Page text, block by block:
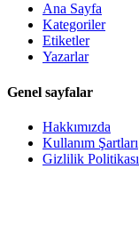
Ana Sayfa
Kategoriler
Etiketler
Yazarlar
Genel sayfalar
Hakkımızda
Kullanım Şartları
Gizlilik Politikası